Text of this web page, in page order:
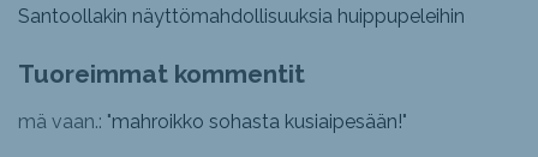
Santoollakin näyttömahdollisuuksia huippupeleihin
Tuoreimmat kommentit
mä vaan.: "mahroikko sohasta kusiaipesään!"